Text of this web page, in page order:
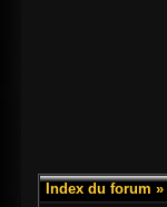
Index du forum »